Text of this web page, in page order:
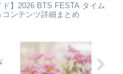
ド】2026 BTS FESTA タイム
コンテンツ詳細まとめ